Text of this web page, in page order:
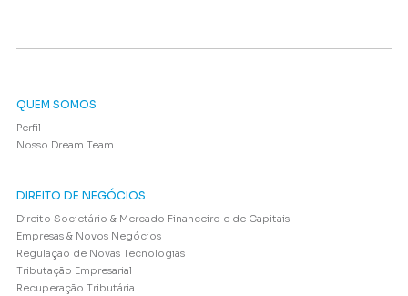
QUEM SOMOS
Perfil
Nosso Dream Team
DIREITO DE NEGÓCIOS
Direito Societário & Mercado Financeiro e de Capitais
Empresas & Novos Negócios
Regulação de Novas Tecnologias
Tributação Empresarial
Recuperação Tributária